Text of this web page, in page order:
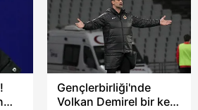
Gençlerbirliği'nde
Volkan Demirel bir kez